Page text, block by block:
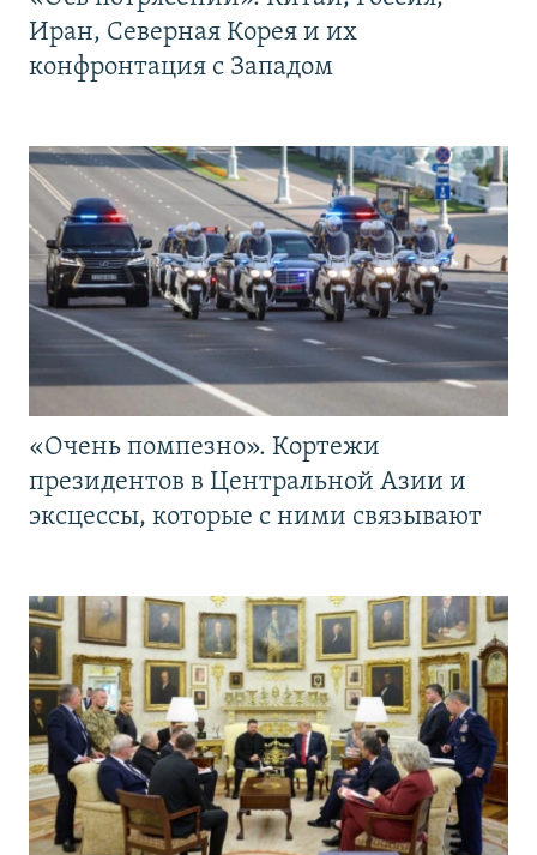
Иран, Северная Корея и их
конфронтация с Западом
«Очень помпезно». Кортежи
президентов в Центральной Азии и
эксцессы, которые с ними связывают